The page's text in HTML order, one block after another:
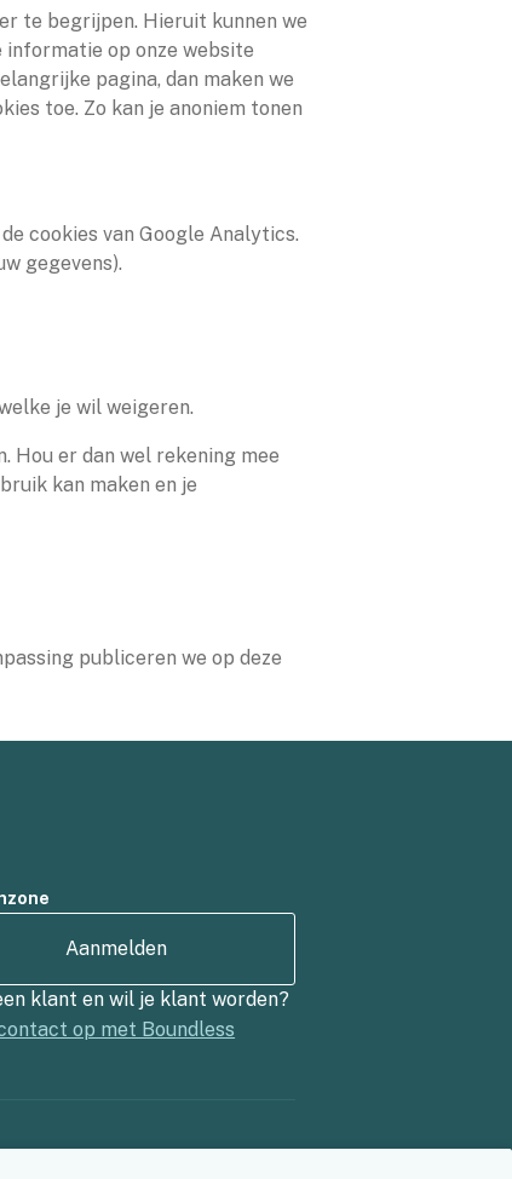
te begrijpen. Hieruit kunnen we
informatie op onze website
pagina, dan maken we
toe. Zo kan je anoniem tonen
cookies van Google Analytics.
gegevens).
je wil weigeren.
Hou er dan wel rekening mee
kan maken en je
publiceren we op deze
Aanmelden
klant en wil je klant worden?
op met Boundless